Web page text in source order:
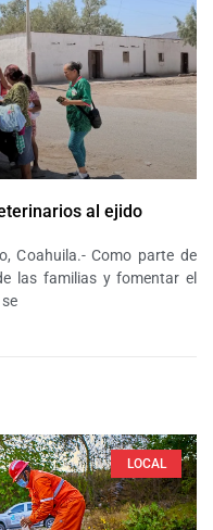
al ejido
Coahuila.- Como parte de
las familias y fomentar el
LOCAL